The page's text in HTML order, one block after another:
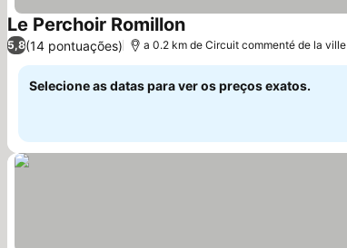
Le Perchoir Romillon
5,8(14 pontuações) a 0.2 km de Circuit commenté de la ville
Selecione as datas para ver os preços exatos.